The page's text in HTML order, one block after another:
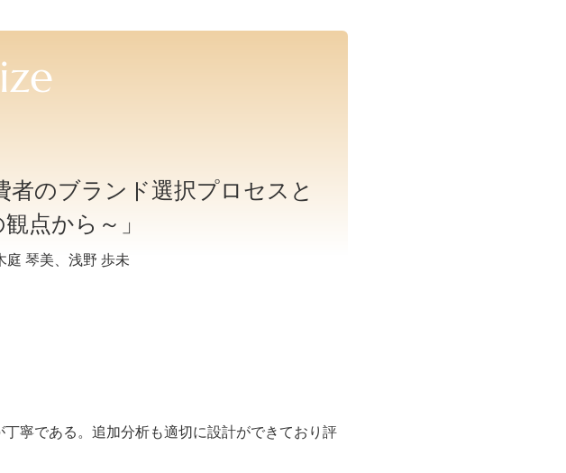
者のブランド選択プロセスと
点から～」
琴美、浅野 歩未
寧である。追加分析も適切に設計ができており評